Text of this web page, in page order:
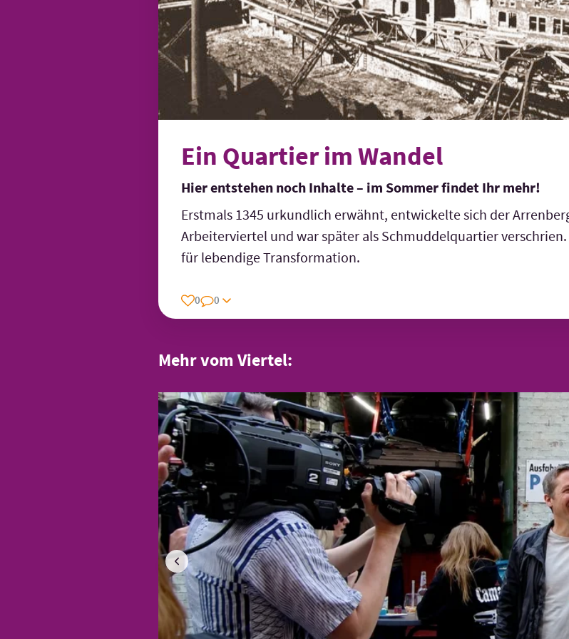
Ein Quartier im Wandel
Hier entstehen noch Inhalte – im Sommer findet Ihr mehr!
Erstmals 1345 urkundlich erwähnt, entwickelte sich der
Arbeiterviertel und war später als Schmuddelquartier
für lebendige Transformation.
0 0
Mehr vom Viertel: